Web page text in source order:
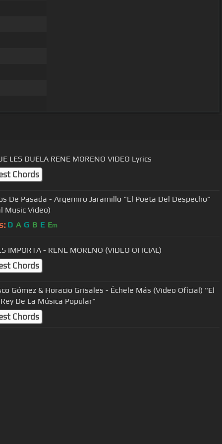
LES DUELA RENE MORENO VIDEO Lyrics
Chords
De Pasada - Argemiro Jaramillo "El Poeta Del Despecho"
Music Video)
D A G B E Em
IMPORTA - RENE MORENO (VIDEO OFICIAL)
Chords
Gómez & Horacio Grisales - Échele Más (Video Oficial) "El
De La Música Popular"
Chords